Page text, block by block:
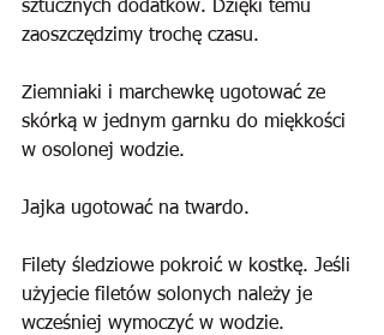
sztucznych dodatków. Dzięki temu
zaoszczędzimy trochę czasu.
Ziemniaki i marchewkę ugotować ze
skórką w jednym garnku do miękkości
w osolonej wodzie.
Jajka ugotować na twardo.
Filety śledziowe pokroić w kostkę. Jeśli
użyjecie filetów solonych należy je
wcześniej wymoczyć w wodzie.